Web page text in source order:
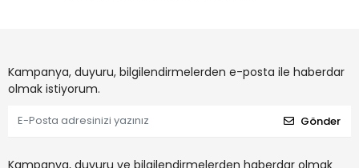
Kampanya, duyuru, bilgilendirmelerden e-posta ile haberdar
olmak istiyorum.
Gönder
Kampanya, duyuru ve bilgilendirmelerden haberdar olmak